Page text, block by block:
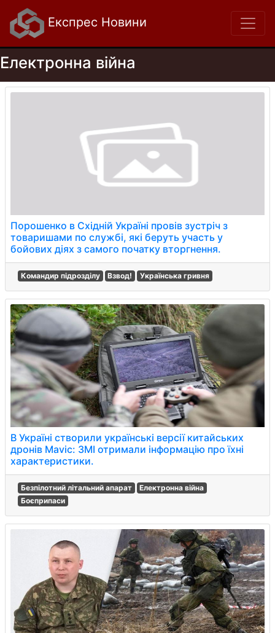
Експрес Новини
Електронна війна
Порошенко в Східній Україні провів зустріч з
товаришами по службі, які беруть участь у
бойових діях з самого початку вторгнення.
Командир підрозділу Взвод! Українська гривня
В Україні створили українські версії китайських
дронів Mavic: ЗМІ отримали інформацію про їхні
характеристики.
Безпілотний літальний апарат
Електронна війна
Боєприпаси